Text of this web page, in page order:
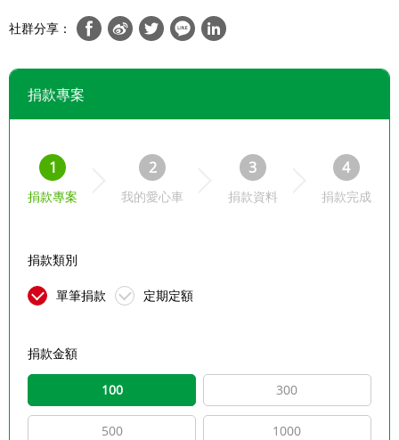
社群分享：
捐款專案
1
捐款專案
2
我的愛心車
3
捐款資料
4
捐款完成
捐款類別
單筆捐款 定期定額
捐款金額
100 300
500 1000